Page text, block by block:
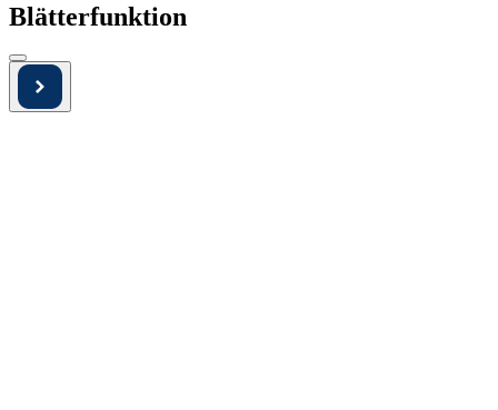
Blätterfunktion